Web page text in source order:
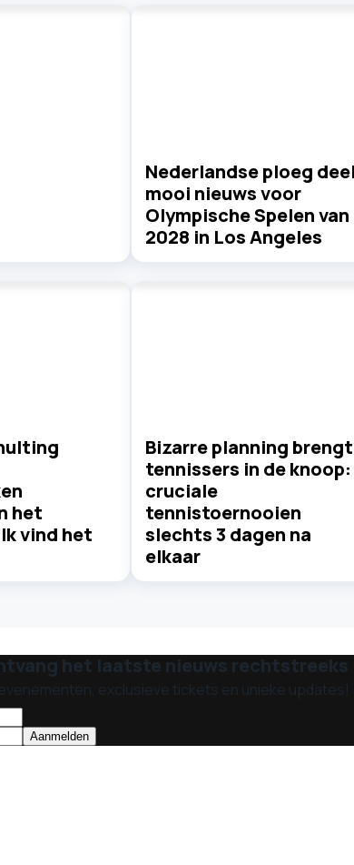
Nederlandse ploeg
mooi nieuws voor
Olympische Spelen van
2028 in Los Angeles
het
vind het
Bizarre planning brengt
tennissers in de knoop:
cruciale
tennistoernooien
slechts 3 dagen na
elkaar
het laatste nieuws rechtstreeks
exclusieve tickets en unieke updates!